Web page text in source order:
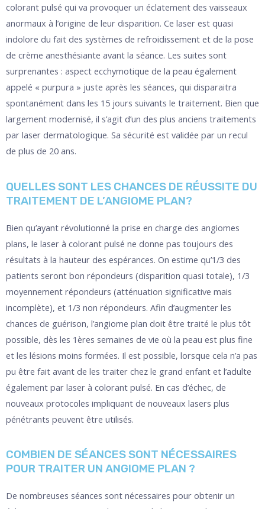
colorant pulsé qui va provoquer un éclatement des vaisseaux
anormaux à l’origine de leur disparition. Ce laser est quasi
indolore du fait des systèmes de refroidissement et de la pose
de crème anesthésiante avant la séance. Les suites sont
surprenantes : aspect ecchymotique de la peau également
appelé « purpura » juste après les séances, qui disparaitra
spontanément dans les 15 jours suivants le traitement. Bien que
largement modernisé, il s’agit d’un des plus anciens traitements
par laser dermatologique. Sa sécurité est validée par un recul
de plus de 20 ans.
QUELLES SONT LES CHANCES DE RÉUSSITE DU
TRAITEMENT DE L’ANGIOME PLAN?
Bien qu’ayant révolutionné la prise en charge des angiomes
plans, le laser à colorant pulsé ne donne pas toujours des
résultats à la hauteur des espérances. On estime qu’1/3 des
patients seront bon répondeurs (disparition quasi totale), 1/3
moyennement répondeurs (atténuation significative mais
incomplète), et 1/3 non répondeurs. Afin d’augmenter les
chances de guérison, l’angiome plan doit être traité le plus tôt
possible, dès les 1ères semaines de vie où la peau est plus fine
et les lésions moins formées. Il est possible, lorsque cela n’a pas
pu être fait avant de les traiter chez le grand enfant et l’adulte
également par laser à colorant pulsé. En cas d’échec, de
nouveaux protocoles impliquant de nouveaux lasers plus
pénétrants peuvent être utilisés.
COMBIEN DE SÉANCES SONT NÉCESSAIRES
POUR TRAITER UN ANGIOME PLAN ?
De nombreuses séances sont nécessaires pour obtenir un